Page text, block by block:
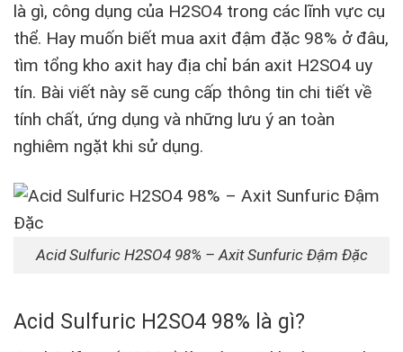
là gì, công dụng của H2SO4 trong các lĩnh vực cụ
thể. Hay muốn biết mua axit đậm đặc 98% ở đâu,
tìm tổng kho axit hay địa chỉ bán axit H2SO4 uy
tín. Bài viết này sẽ cung cấp thông tin chi tiết về
tính chất, ứng dụng và những lưu ý an toàn
nghiêm ngặt khi sử dụng.
Acid Sulfuric H2SO4 98% – Axit Sunfuric Đậm Đặc
Acid Sulfuric H2SO4 98% là gì?